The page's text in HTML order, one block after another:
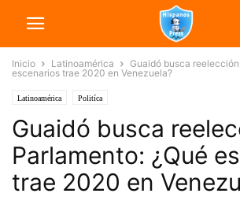
Inicio Latinoamérica
Guaidó busca
escenarios trae 2020 en Venezuela?
Latinoamérica Politíca
Guaidó busca
Parlamento: ¿Qué
trae 2020 en